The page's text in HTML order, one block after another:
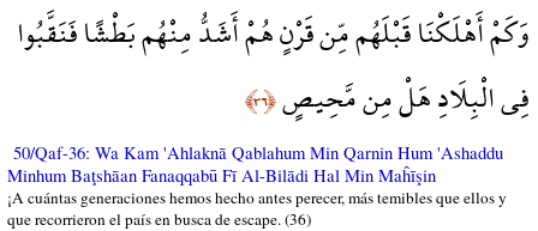
وَكَمْ أَهْلَكْنَا قَبْلَهُم مِّن قَرْنٍ هُمْ أَشَدُّ مِنْهُم بَطْشًا فَنَقَّبُوا
فِي الْبِلَادِ هَلْ مِن مَّحِيصٍ﴿٣٦﴾
50/Qaf-36: Wa Kam 'Ahlaknā Qablahum Min Qarnin Hum 'Ashaddu
Minhum Baţshāan Fanaqqabū Fī Al-Bilādi Hal Min Maĥīşin
¡A cuántas generaciones hemos hecho antes perecer, más temibles que ellos y
que recorrieron el país en busca de escape. (36)